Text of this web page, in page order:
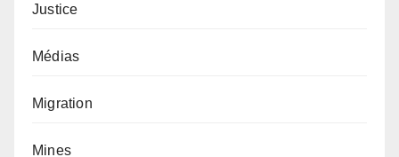
Justice
Médias
Migration
Mines